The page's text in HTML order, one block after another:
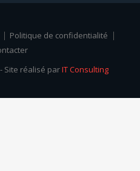
Politique de confidentialité
Site réalisé parIT Consulting